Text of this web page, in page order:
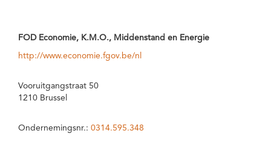
FOD Economie, K.M.O., Middenstand en Energie
http://www.economie.fgov.be/nl
Vooruitgangstraat 50
1210 Brussel
Ondernemingsnr.: 0314.595.348